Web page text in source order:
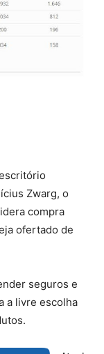
Zwarg, o
compra
ofertado de
seguros e
a livre escolha